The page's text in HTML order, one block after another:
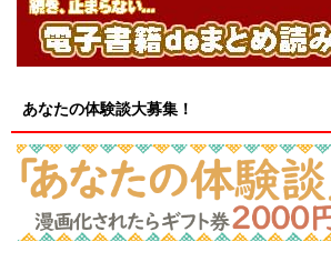
あなたの体験談大募集！